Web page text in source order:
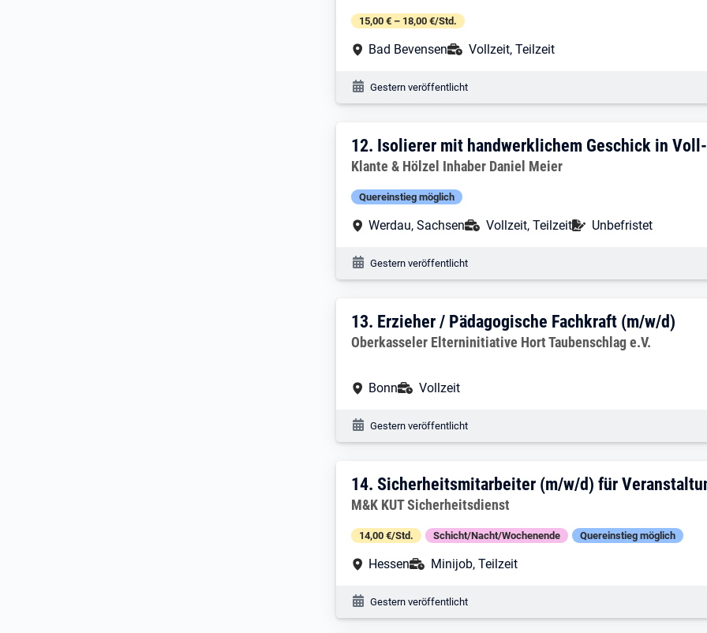
15,00 € – 18,00 €/Std.
Arbeitsort:
Bad Bevensen Anstellungsart:
Vollzeit, Teilzeit
Veröffentlichungsdatum:
Gestern veröffentlicht
12. Ergebnis: Isolierer mit
12. Isolierer mit handwerklichem Geschick in
Arbeitgeber:
Klante & Hölzel Inhaber Daniel Meier
Quereinstieg möglich
Arbeitsort:
Werdau, Sachsen Anstellungsart:
Vollzeit, Teilzeit Befristung:
Unbefristet
Veröffentlichungsdatum:
Gestern veröffentlicht
13. Ergebnis: Erzieher / Pädagogische
13. Erzieher / Pädagogische Fachkraft (m/w/d)
Arbeitgeber:
Oberkasseler Elterninitiative Hort Taubenschlag e.V.
Arbeitsort:
Bonn Anstellungsart:
Vollzeit
Veröffentlichungsdatum:
Gestern veröffentlicht
14. Ergebnis: Sicherheitsmitarbeiter
14.Sicherheitsmitarbeiter (m/w/d) für
Arbeitgeber:
M&K KUT Sicherheitsdienst
14,00 €/Std. Schicht/Nacht/Wochenende Quereinstieg möglich
Arbeitsort:
Hessen Anstellungsart:
Minijob, Teilzeit
Veröffentlichungsdatum:
Gestern veröffentlicht